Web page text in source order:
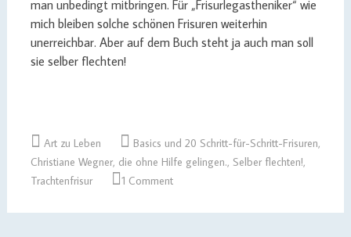
man unbedingt mitbringen. Für „Frisurlegastheniker“ wie
mich bleiben solche schönen Frisuren weiterhin
unerreichbar. Aber auf dem Buch steht ja auch man soll
sie selber flechten!
Art zu Leben Basics und 20 Schritt-für-Schritt-Frisuren,
Christiane Wegner, die ohne Hilfe gelingen., Selber flechten!,
Trachtenfrisur
1 Comment